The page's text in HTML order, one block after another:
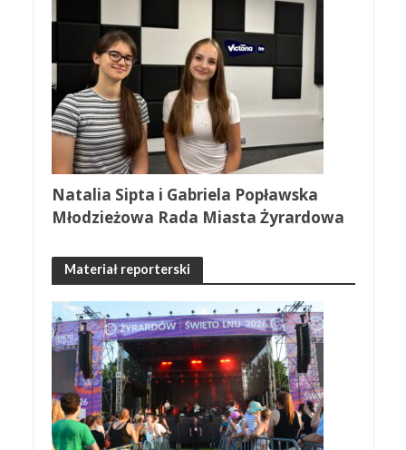
Natalia Sipta i Gabriela Popławska
Młodzieżowa Rada Miasta Żyrardowa
Materiał reporterski